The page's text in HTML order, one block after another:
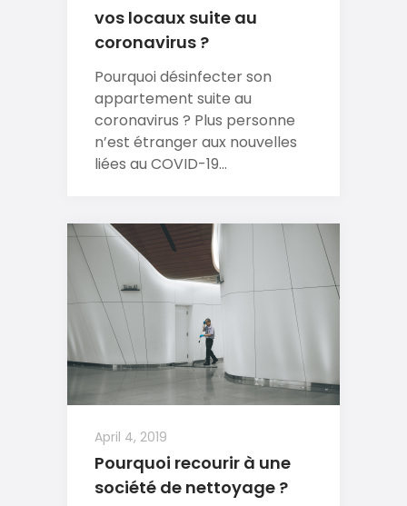
vos locaux suite au
coronavirus ?
Pourquoi désinfecter son
appartement suite au
coronavirus ? Plus personne
n’est étranger aux nouvelles
liées au COVID-19...
April 4, 2019
Pourquoi recourir à une
société de nettoyage ?